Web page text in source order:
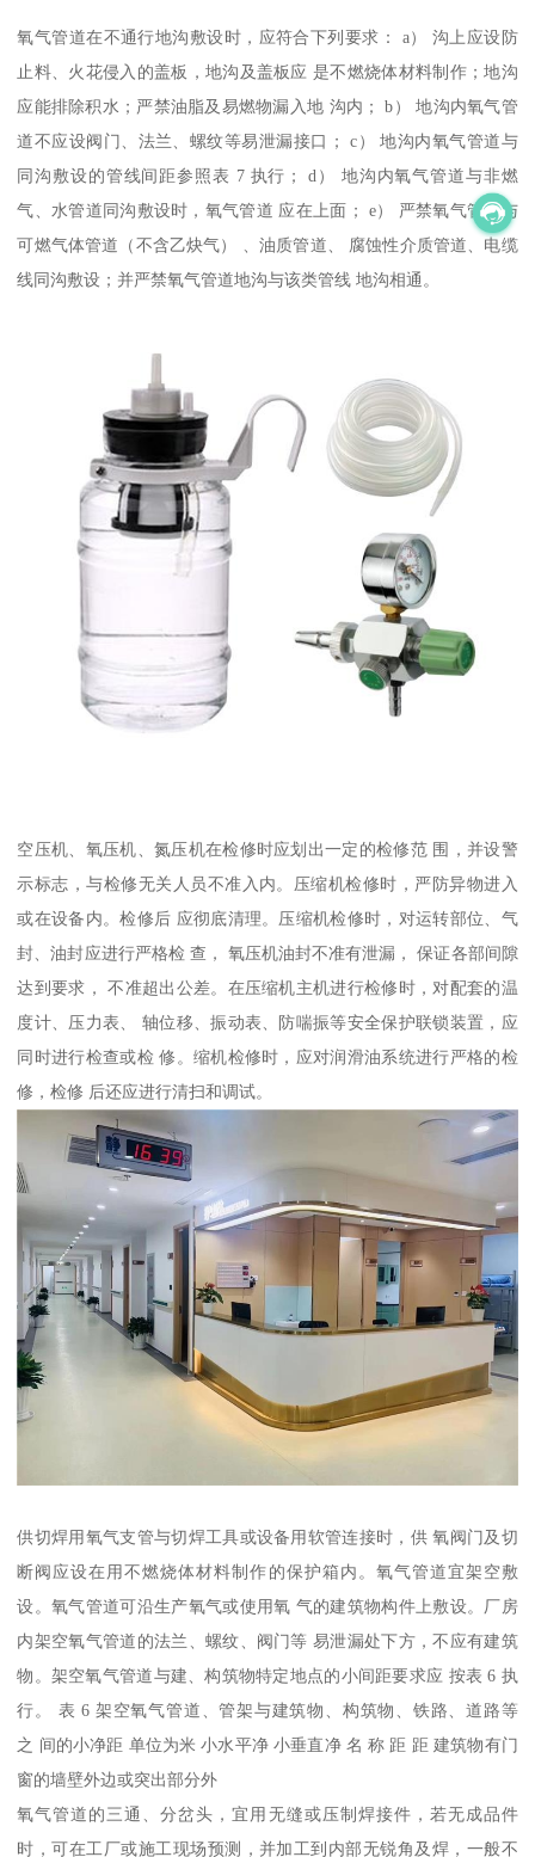
氧气管道在不通行地沟敷设时，应符合下列要求： a） 沟上应设防
止料、火花侵入的盖板，地沟及盖板应 是不燃烧体材料制作；地沟
应能排除积水；严禁油脂及易燃物漏入地 沟内； b） 地沟内氧气管
道不应设阀门、法兰、螺纹等易泄漏接口； c） 地沟内氧气管道与
同沟敷设的管线间距参照表 7 执行； d） 地沟内氧气管道与非燃
气、水管道同沟敷设时，氧气管道 应在上面； e） 严禁氧气管道与
可燃气体管道（不含乙炔气） 、油质管道、 腐蚀性介质管道、电缆
线同沟敷设；并严禁氧气管道地沟与该类管线 地沟相通。
空压机、氧压机、氮压机在检修时应划出一定的检修范 围，并设警
示标志，与检修无关人员不准入内。压缩机检修时，严防异物进入
或在设备内。检修后 应彻底清理。压缩机检修时，对运转部位、气
封、油封应进行严格检 查， 氧压机油封不准有泄漏， 保证各部间隙
达到要求， 不准超出公差。在压缩机主机进行检修时，对配套的温
度计、压力表、 轴位移、振动表、防喘振等安全保护联锁装置，应
同时进行检查或检 修。缩机检修时，应对润滑油系统进行严格的检
修，检修 后还应进行清扫和调试。
供切焊用氧气支管与切焊工具或设备用软管连接时，供 氧阀门及切
断阀应设在用不燃烧体材料制作的保护箱内。氧气管道宜架空敷
设。氧气管道可沿生产氧气或使用氧 气的建筑物构件上敷设。厂房
内架空氧气管道的法兰、螺纹、阀门等 易泄漏处下方，不应有建筑
物。架空氧气管道与建、构筑物特定地点的小间距要求应 按表 6 执
行。 表 6 架空氧气管道、管架与建筑物、构筑物、铁路、道路等
之 间的小净距 单位为米 小水平净 小垂直净 名 称 距 距 建筑物有门
窗的墙壁外边或突出部分外
氧气管道的三通、分岔头，宜用无缝或压制焊接件，若无成品件
时，可在工厂或施工现场预测，并加工到内部无锐角及焊，一般不